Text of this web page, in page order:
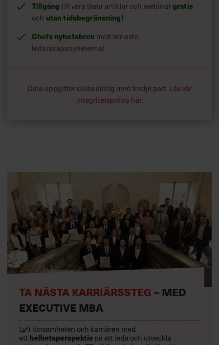
Tillgångtill våra låsta artiklar och webinargratis
och utan tidsbegränsning!
Chefs nyhetsbrev med senaste
ledarskapsnyheterna!
Dina uppgifter delas aldrig med tredje part. Läs vår
integritetspolicy här.
TA NÄSTA KARRIÄRSSTEG – MED
EXECUTIVE MBA
Lyft lönsamheten och karriären med
ett helhetsperspektivpå att leda och utveckla